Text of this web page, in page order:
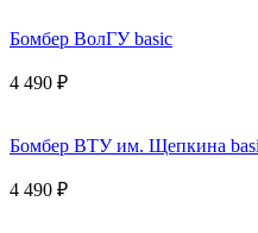
Бомбер ВолГУ basic
4 490 ₽
Бомбер ВТУ им. Щепкина
4 490 ₽